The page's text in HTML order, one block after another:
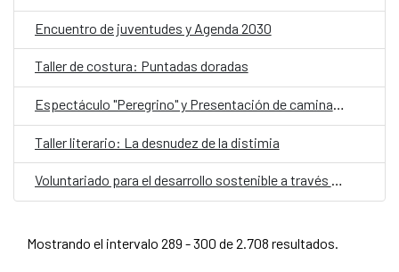
Encuentro de juventudes y Agenda 2030
Taller de costura: Puntadas doradas
Espectáculo "Peregrino" y Presentación de caminantes
Taller literario: La desnudez de la distimia
Voluntariado para el desarrollo sostenible a través de la Agenda 2030
Mostrando el intervalo 289 - 300 de 2.708 resultados.